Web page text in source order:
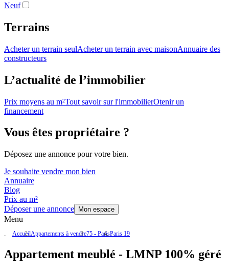
Neuf
Terrains
Acheter un terrain seulAcheter un terrain avec maisonAnnuaire des
constructeurs
L’actualité de l’immobilier
Prix moyens au m²Tout savoir sur l'immobilierOtenir un
financement
Vous êtes propriétaire ?
Déposez une annonce pour votre bien.
Je souhaite vendre mon bien
Annuaire
Blog
Prix au m²
Déposer une annonce
Mon espace
Menu
AccueilAppartements à vendre75 - ParisParis 19
Appartement meublé - LMNP 100% géré